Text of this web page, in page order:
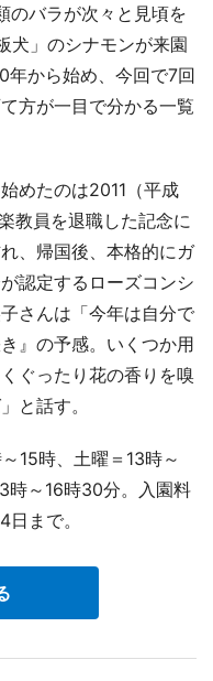
のバラが次々と見頃を
犬」のシナモンが来園
から始め、今回で7回
方が一目で分かる一覧
めたのは2011（平成
教員を退職した記念に
、帰国後、本格的にガ
認定するローズコンシ
さんは「今年は自分で
』の予感。いくつか用
ぐったり花の香りを嗅
と話す。
15時、土曜＝13時～
時～16時30分。入園料
まで。